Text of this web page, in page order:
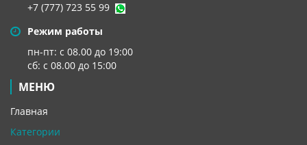
+7 (777) 723 55 99
Режим работы
пн-пт: с 08.00 до 19:00
сб: с 08.00 до 15:00
МЕНЮ
Главная
Категории